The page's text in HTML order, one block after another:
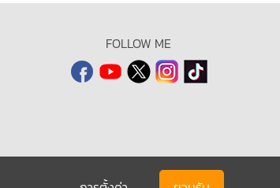
FOLLOW ME